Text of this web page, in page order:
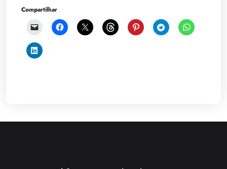
Compartilhar